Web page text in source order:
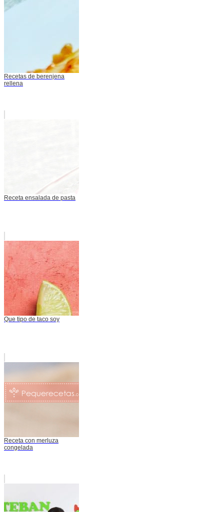
Recetas de berenjena
rellena
Receta ensalada de pasta
Que tipo de taco soy
Receta con merluza
congelada